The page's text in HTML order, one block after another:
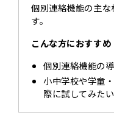
個別連絡機能の主
す。
こんな方におすすめ
個別連絡機能の
小中学校や学童
際に試してみた